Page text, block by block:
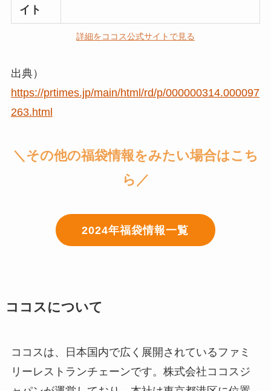
イト
詳細をココス公式サイトで見る
出典）
https://prtimes.jp/main/html/rd/p/000000314.000097
263.html
＼その他の福袋情報をみたい場合はこち
ら／
2024年福袋情報一覧
ココスについて
ココスは、日本国内で広く展開されているファミ
リーレストランチェーンです。株式会社ココスジ